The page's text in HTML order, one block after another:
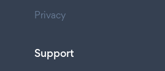
Privacy
Support